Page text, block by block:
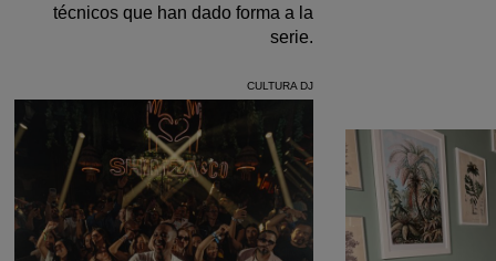
técnicos que han dado forma a la
serie.
CULTURA DJ